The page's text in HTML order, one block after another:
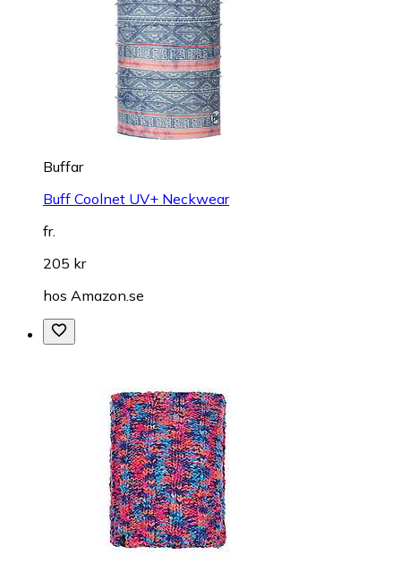
Buffar
Buff Coolnet UV+ Neckwear
fr.
205 kr
hos Amazon.se